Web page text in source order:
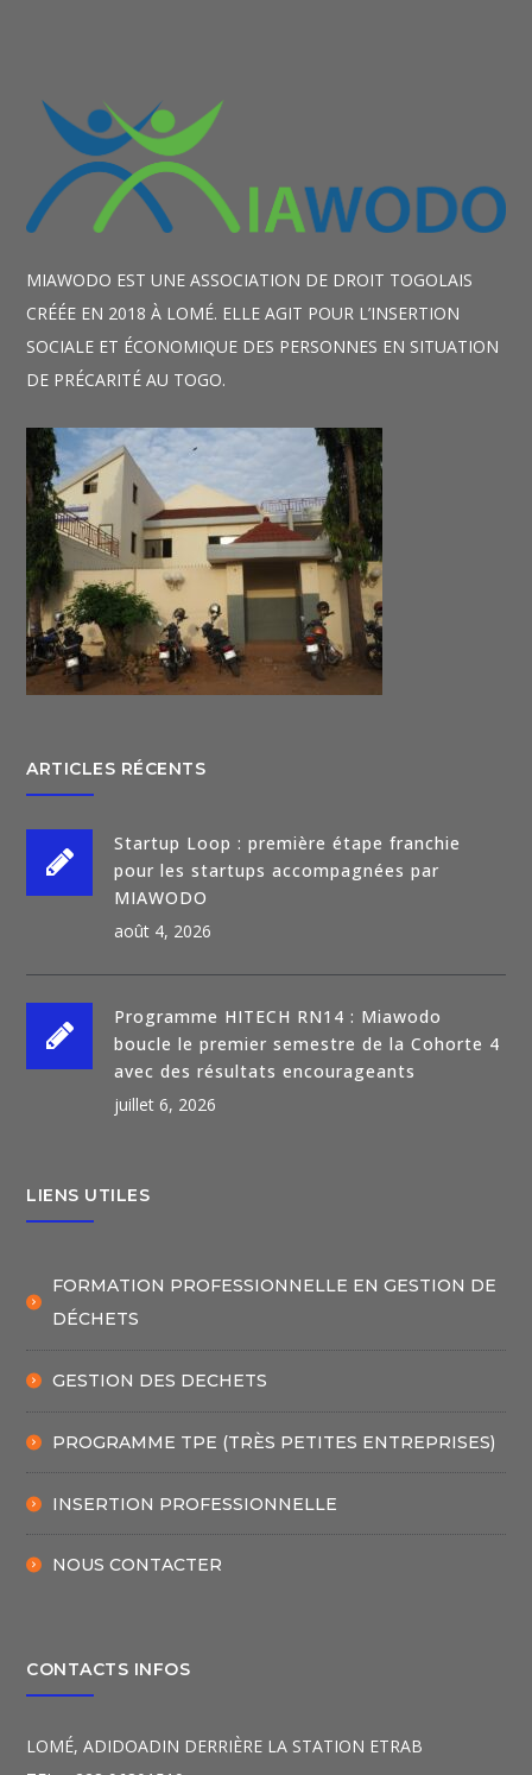
MIAWODO EST UNE ASSOCIATION DE DROIT TOGOLAIS
CRÉÉE EN 2018 À LOMÉ. ELLE AGIT POUR L’INSERTION
SOCIALE ET ÉCONOMIQUE DES PERSONNES EN SITUATION
DE PRÉCARITÉ AU TOGO.
ARTICLES RÉCENTS
Startup Loop : première étape franchie
pour les startups accompagnées par
MIAWODO
août 4, 2026
Programme HITECH RN14 : Miawodo
boucle le premier semestre de la Cohorte 4
avec des résultats encourageants
juillet 6, 2026
LIENS UTILES
FORMATION PROFESSIONNELLE EN GESTION DE
DÉCHETS
GESTION DES DECHETS
PROGRAMME TPE (TRÈS PETITES ENTREPRISES)
INSERTION PROFESSIONNELLE
NOUS CONTACTER
CONTACTS INFOS
LOMÉ, ADIDOADIN DERRIÈRE LA STATION ETRAB